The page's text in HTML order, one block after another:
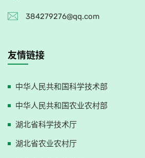
384279276@qq.com
友情链接
中华人民共和国科学技术部
中华人民共和国农业农村部
湖北省科学技术厅
湖北省农业农村厅